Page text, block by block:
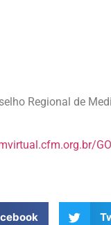
Regional de
GO